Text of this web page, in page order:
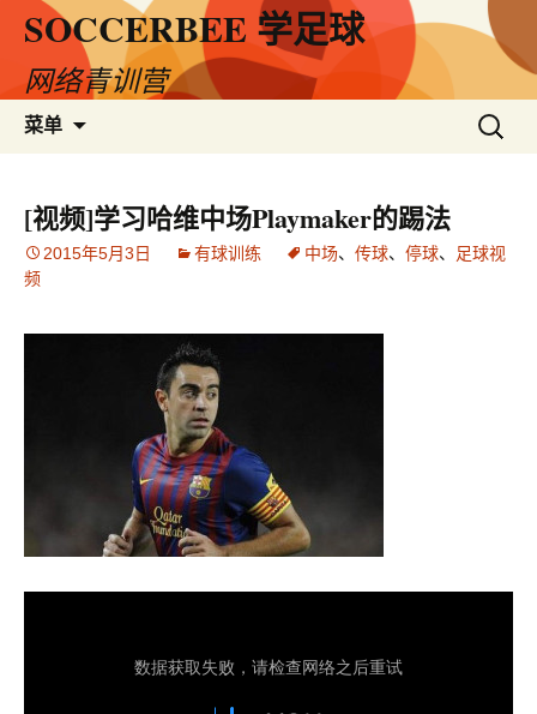
SOCCERBEE 学足球
网络青训营
菜单
容
搜
索：
[视频]学习哈维中场Playmaker的踢法
2015年5月3日 有球训练 中场、 传球、 停球、
足球视
频